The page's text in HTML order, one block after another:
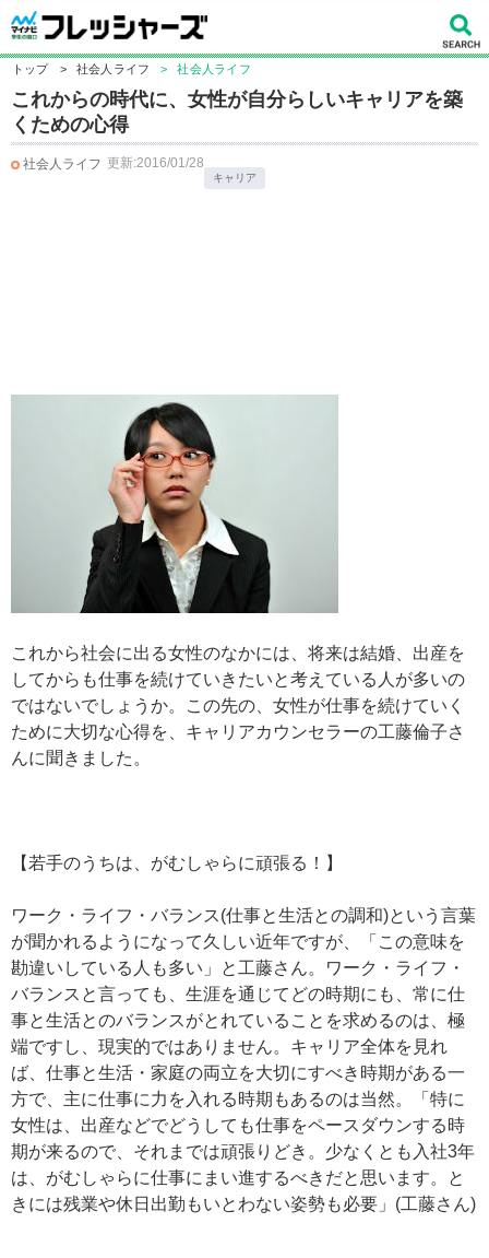
トップ > 社会人ライフ > 社会人ライフ
これからの時代に、女性が自分らしいキャリアを築
くための心得
社会人ライフ 更新:2016/01/28
キャリア
これから社会に出る女性のなかには、将来は結婚、出産を
してからも仕事を続けていきたいと考えている人が多いの
ではないでしょうか。この先の、女性が仕事を続けていく
ために大切な心得を、キャリアカウンセラーの工藤倫子さ
んに聞きました。
【若手のうちは、がむしゃらに頑張る！】
ワーク・ライフ・バランス(仕事と生活との調和)という言葉
が聞かれるようになって久しい近年ですが、「この意味を
勘違いしている人も多い」と工藤さん。ワーク・ライフ・
バランスと言っても、生涯を通じてどの時期にも、常に仕
事と生活とのバランスがとれていることを求めるのは、極
端ですし、現実的ではありません。キャリア全体を見れ
ば、仕事と生活・家庭の両立を大切にすべき時期がある一
方で、主に仕事に力を入れる時期もあるのは当然。「特に
女性は、出産などでどうしても仕事をペースダウンする時
期が来るので、それまでは頑張りどき。少なくとも入社3年
は、がむしゃらに仕事にまい進するべきだと思います。と
きには残業や休日出勤もいとわない姿勢も必要」(工藤さん)